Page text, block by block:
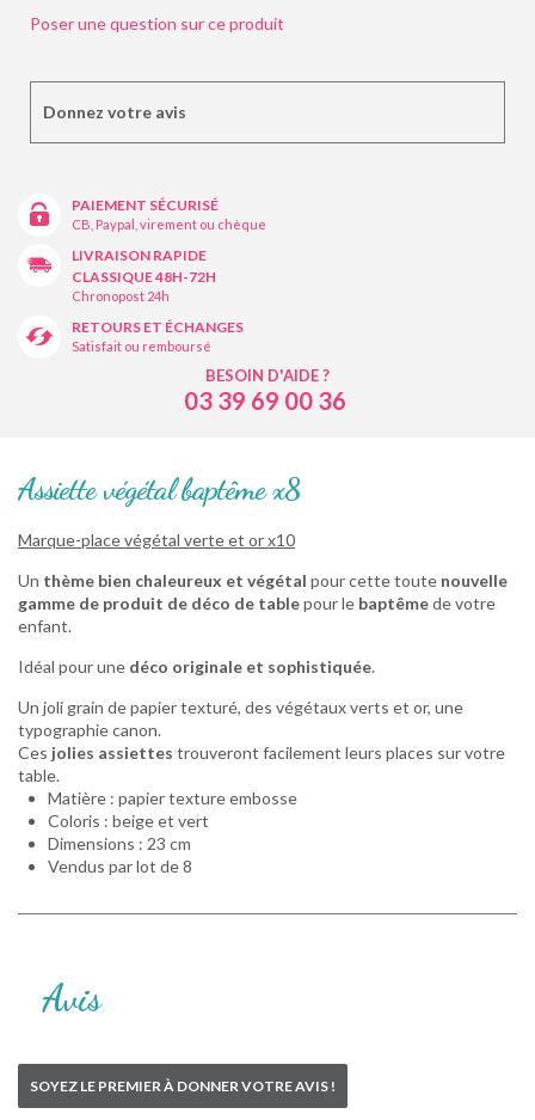
Poser une question sur ce produit
Donnez votre avis
PAIEMENT SÉCURISÉ
CB, Paypal, virement ou chèque
LIVRAISON RAPIDE
CLASSIQUE 48H-72H
Chronopost 24h
RETOURS ET ÉCHANGES
Satisfait ou remboursé
BESOIN D'AIDE ?
03 39 69 00 36
Assiette végétal baptême x8
Marque-place végétal verte et or x10
Un thème bien chaleureux et végétal pour cette toute nouvelle
gamme de produit de déco de tablepour le baptêmede votre
enfant.
Idéal pour une déco originale et sophistiquée.
Un joli grain de papier texturé, des végétaux verts et or, une
typographie canon.
Ces jolies assiettes trouveront facilement leurs places sur votre
table.
Matière : papier texture embosse
Coloris : beige et vert
Dimensions : 23 cm
Vendus par lot de 8
Avis
SOYEZ LE PREMIER À DONNER VOTRE AVIS !